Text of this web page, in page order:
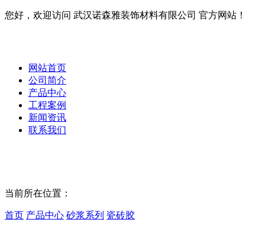
您好，欢迎访问 武汉诺森雅装饰材料有限公司 官方网站！
网站首页
公司简介
产品中心
工程案例
新闻资讯
联系我们
当前所在位置：
首页 产品中心 砂浆系列 瓷砖胶